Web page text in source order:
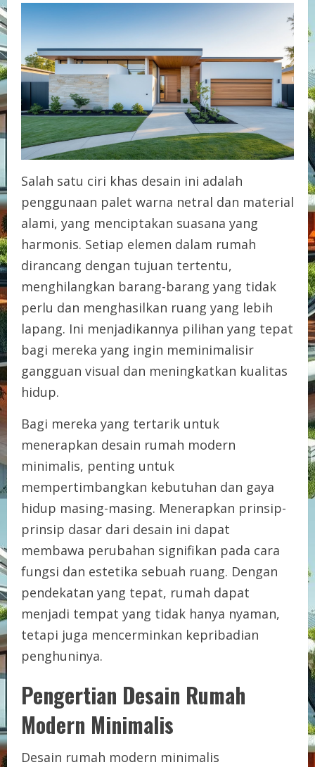
Salah satu ciri khas desain ini adalah
penggunaan palet warna netral dan material
alami, yang menciptakan suasana yang
harmonis. Setiap elemen dalam rumah
dirancang dengan tujuan tertentu,
menghilangkan barang-barang yang tidak
perlu dan menghasilkan ruang yang lebih
lapang. Ini menjadikannya pilihan yang tepat
bagi mereka yang ingin meminimalisir
gangguan visual dan meningkatkan kualitas
hidup.
Bagi mereka yang tertarik untuk
menerapkan desain rumah modern
minimalis, penting untuk
mempertimbangkan kebutuhan dan gaya
hidup masing-masing. Menerapkan prinsip-
prinsip dasar dari desain ini dapat
membawa perubahan signifikan pada cara
fungsi dan estetika sebuah ruang. Dengan
pendekatan yang tepat, rumah dapat
menjadi tempat yang tidak hanya nyaman,
tetapi juga mencerminkan kepribadian
penghuninya.
Pengertian Desain Rumah
Modern Minimalis
Desain rumah modern minimalis